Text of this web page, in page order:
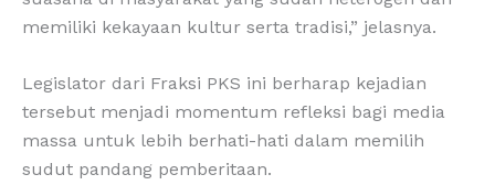
memiliki kekayaan kultur serta tradisi,” jelasnya.
Legislator dari Fraksi PKS ini berharap kejadian
tersebut menjadi momentum refleksi bagi media
massa untuk lebih berhati-hati dalam memilih
sudut pandang pemberitaan.